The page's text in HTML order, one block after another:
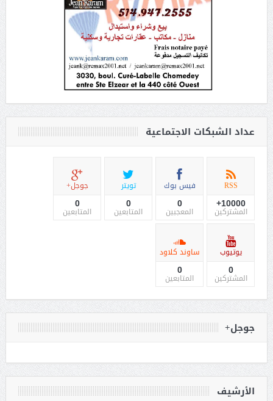
عداد الشبكات الاجتماعية
RSS
10000+
المشتركين
فيس بوك
0
المعجبين
تويتر
0
المتابعين
جوجل+
0
المتابعين
يوتيوب
0
المشتركين
ساوند كلاود
0
المتابعين
جوجل+
الأرشيف